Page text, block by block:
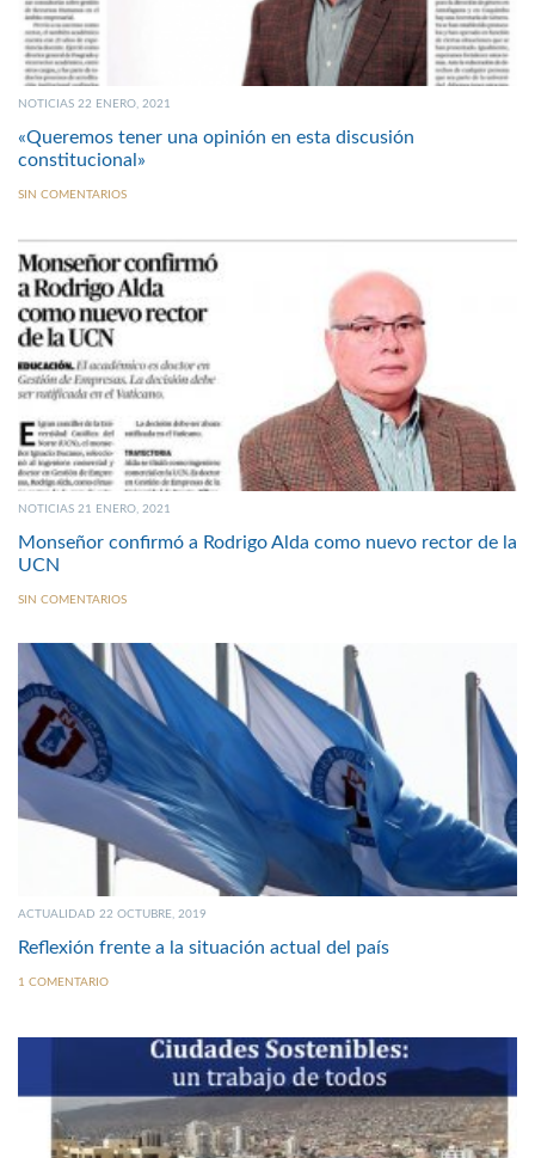
NOTICIAS 22 ENERO, 2021
«Queremos tener una opinión en esta discusión
constitucional»
SIN COMENTARIOS
NOTICIAS 21 ENERO, 2021
Monseñor confirmó a Rodrigo Alda como nuevo rector de la
UCN
SIN COMENTARIOS
ACTUALIDAD 22 OCTUBRE, 2019
Reflexión frente a la situación actual del país
1 COMENTARIO